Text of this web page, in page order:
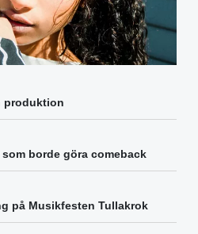
produktion
borde göra comeback
på Musikfesten Tullakrok